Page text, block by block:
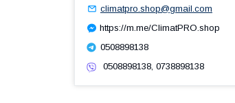
climatpro.shop@gmail.com
https://m.me/ClimatPRO.shop
0508898138
0508898138, 0738898138